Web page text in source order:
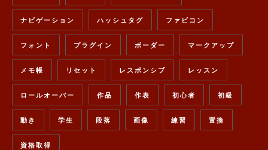
ナビゲーション ハッシュタグ ファビコン
フォント プラグイン ボーダー マークアップ
メモ帳 リセット レスポンシブ レッスン
ロールオーバー 作品 作表 初心者 初級
動き 学生 段落 画像 練習 置換
資格取得